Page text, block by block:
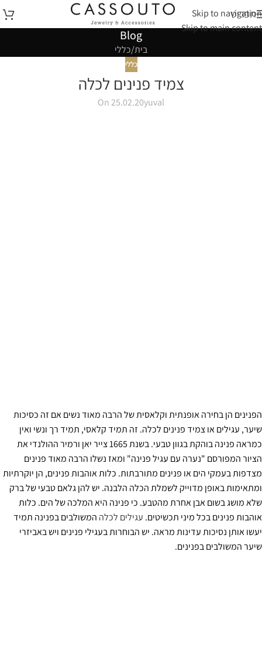
Skip to navigation
Skip to main content
תפריט
Blog
בית כללי
כללי
צמיד פנינים לכלה
yuval
On 25.02.20
הפנינים הן בחירה אופנתית וקלאסית של הרבה מאוד נשים אם זה כסיכות
שיער, עגילים או צמיד פנינים לכלה. זה תמיד קלאסי, תמיד רך ונשי ואין
כמראה פנינה בוהקת בגוון טבעי. בשנת 1665 צייר יאן ורמיר ההולנדי את
הציור המפורסם "נערה עם עגיל פנינה" ומאז נשלו הרבה מאוד פנינים
מצדפות בעמקי הים או פנינים מתורבתות. כלות אוהבות פנינים, הן יוקרתיות
ומתאימות באופן מדוייק לשמלת הכלה הלבנה. יש להן גלאם טבעי של ברק
שלא מושג בשום אבן אחרת מהטבע. כי פנינה היא המלכה של הים. כלות
אוהבות פנינים בכל מיני תכשיטים. עגילים לכלה המשולבים בפנינה תמיד
יעשו אותן נסיכות עדינות מראה. יש הבוחרות בעגילי פנינים ויש באביזרי
שיער המשולבים בפנינים.